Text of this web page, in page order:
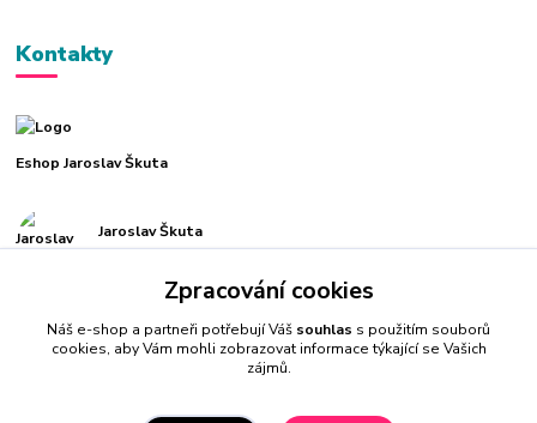
Kontakty
Eshop Jaroslav Škuta
Jaroslav Škuta
+420 775 999 361
Zpracování cookies
Náš e-shop a partneři potřebují Váš souhlas s použitím souborů
cookies, aby Vám mohli zobrazovat informace týkající se Vašich
zájmů.